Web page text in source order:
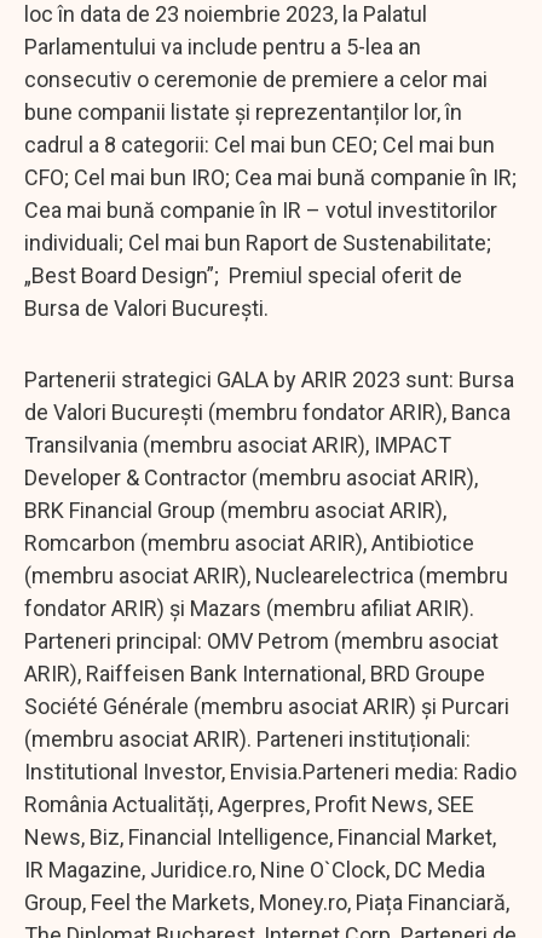
loc în data de 23 noiembrie 2023, la Palatul
Parlamentului va include pentru a 5-lea an
consecutiv o ceremonie de premiere a celor mai
bune companii listate și reprezentanților lor, în
cadrul a 8 categorii: Cel mai bun CEO; Cel mai bun
CFO; Cel mai bun IRO; Cea mai bună companie în IR;
Cea mai bună companie în IR – votul investitorilor
individuali; Cel mai bun Raport de Sustenabilitate;
„Best Board Design”; Premiul special oferit de
Bursa de Valori București.
Partenerii strategici GALA by ARIR 2023 sunt: Bursa
de Valori București (membru fondator ARIR), Banca
Transilvania (membru asociat ARIR), IMPACT
Developer & Contractor (membru asociat ARIR),
BRK Financial Group (membru asociat ARIR),
Romcarbon (membru asociat ARIR), Antibiotice
(membru asociat ARIR), Nuclearelectrica (membru
fondator ARIR) și Mazars (membru afiliat ARIR).
Parteneri principal: OMV Petrom (membru asociat
ARIR), Raiffeisen Bank International, BRD Groupe
Société Générale (membru asociat ARIR) și Purcari
(membru asociat ARIR). Parteneri instituționali:
Institutional Investor, Envisia.Parteneri media: Radio
România Actualități, Agerpres, Profit News, SEE
News, Biz, Financial Intelligence, Financial Market,
IR Magazine, Juridice.ro, Nine O`Clock, DC Media
Group, Feel the Markets, Money.ro, Piața Financiară,